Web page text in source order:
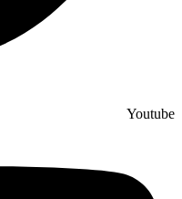
Youtube